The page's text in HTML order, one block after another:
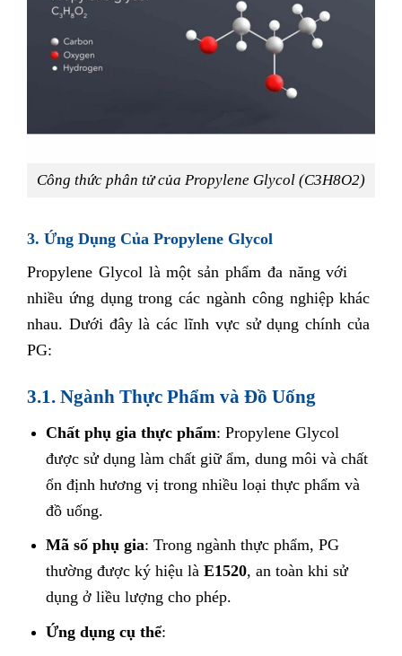
Công thức phân tử của Propylene Glycol (C3H8O2)
3. Ứng Dụng Của Propylene Glycol
Propylene Glycol là một sản phẩm đa năng với
nhiều ứng dụng trong các ngành công nghiệp khác
nhau. Dưới đây là các lĩnh vực sử dụng chính của
PG:
3.1. Ngành Thực Phẩm và Đồ Uống
Chất phụ gia thực phẩm: Propylene Glycol
được sử dụng làm chất giữ ẩm, dung môi và chất
ổn định hương vị trong nhiều loại thực phẩm và
đồ uống.
Mã số phụ gia: Trong ngành thực phẩm, PG
thường được ký hiệu là E1520, an toàn khi sử
dụng ở liều lượng cho phép.
Ứng dụng cụ thể: